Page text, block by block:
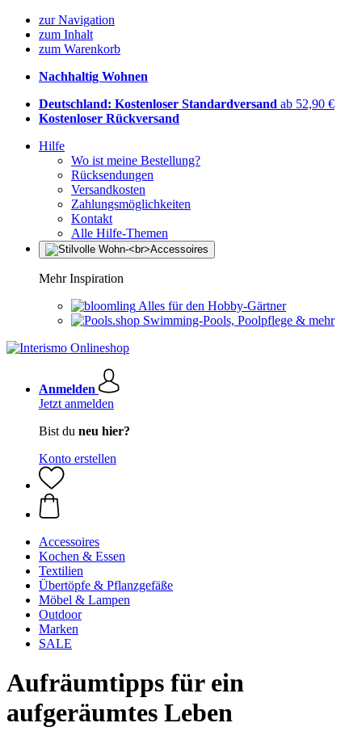
zur Navigation
zum Inhalt
zum Warenkorb
Nachhaltig Wohnen
Deutschland: Kostenloser Standardversand ab 52,90 €
Kostenloser Rückversand
Hilfe
Wo ist meine Bestellung?
Rücksendungen
Versandkosten
Zahlungsmöglichkeiten
Kontakt
Alle Hilfe-Themen
Mehr Inspiration
Alles für den Hobby-Gärtner
Swimming-Pools, Poolpflege & mehr
Anmelden
Jetzt anmelden
Bist du neu hier?
Konto erstellen
Accessoires
Kochen & Essen
Textilien
Übertöpfe & Pflanzgefäße
Möbel & Lampen
Outdoor
Marken
SALE
Aufräumtipps für ein
aufgeräumtes Leben